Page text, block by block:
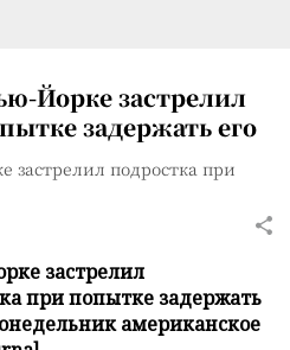
Йорке застрелил
задержать его
подростка при
застрелил
при попытке задержать
американское